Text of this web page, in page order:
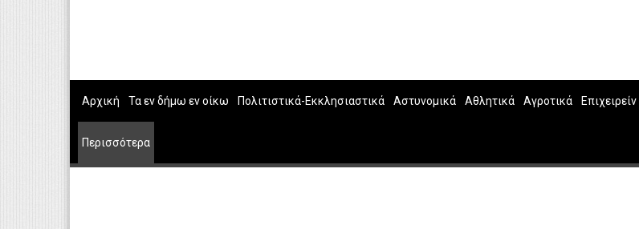
Αρχική Τα εν δήμω εν οίκω Πολιτιστικά-Εκκλησιαστικά Αστυνομικά Αθλητικά Αγροτικά Επιχειρείν
Περισσότερα